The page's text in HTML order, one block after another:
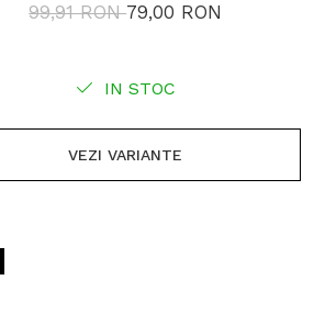
99,91 RON79,00 RON
IN STOC
VEZI VARIANTE